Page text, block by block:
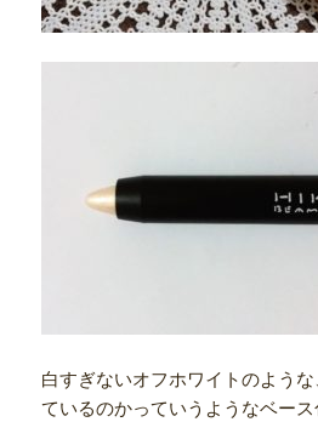
白すぎないオフホワイトのよう
ているのかっていうようなベー